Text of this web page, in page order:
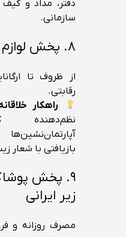
دفتر، مداد و
سازمانی.
۸. پخش لوازم پلاستیکی خانگی
از ظروف تا
رقابتی.
راهکار
نظم‌دهنده
بازیافتی با
۹. پخش
زیر ایرانی
مصرف روزانه و